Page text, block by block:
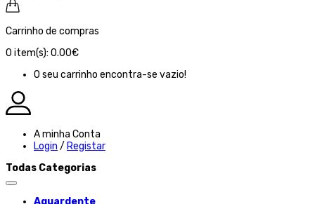
Carrinho de compras
0 item(s): 0.00€
O seu carrinho encontra-se vazio!
A minha Conta
Login / Registar
Todas Categorias
Aguardente